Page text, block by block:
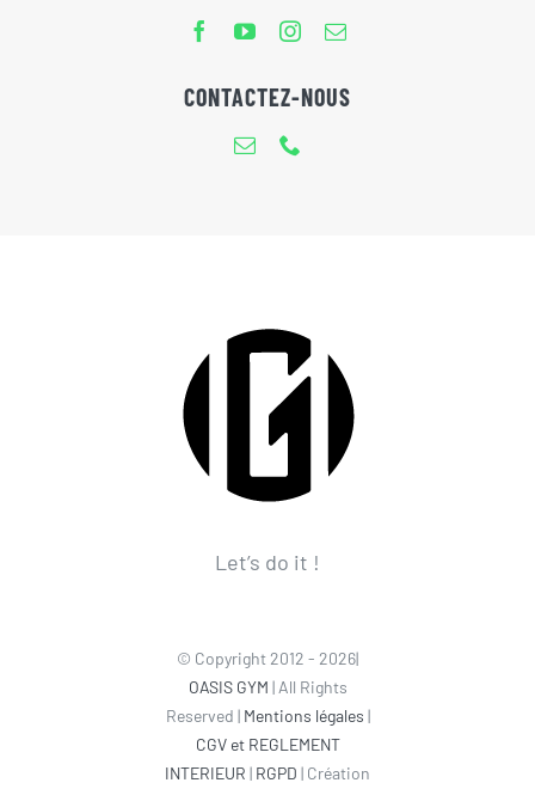
CONTACTEZ-NOUS
Let’s do it !
© Copyright 2012 - 2026|
OASIS GYM | All Rights
Reserved | Mentions légales |
CGV et REGLEMENT
INTERIEUR | RGPD | Création